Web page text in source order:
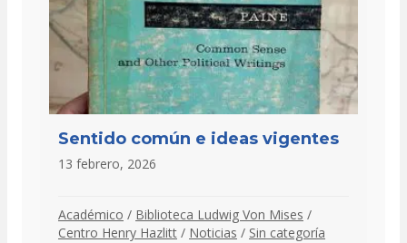
Sentido común e ideas vigentes
13 febrero, 2026
Académico / Biblioteca Ludwig Von Mises /
Centro Henry Hazlitt / Noticias / Sin categoría